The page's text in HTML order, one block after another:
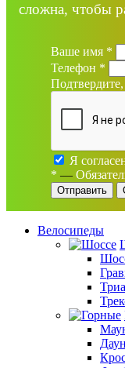
сложна, чтобы
Ваше имя *
Телефон *
Я
* —
Велосипеды